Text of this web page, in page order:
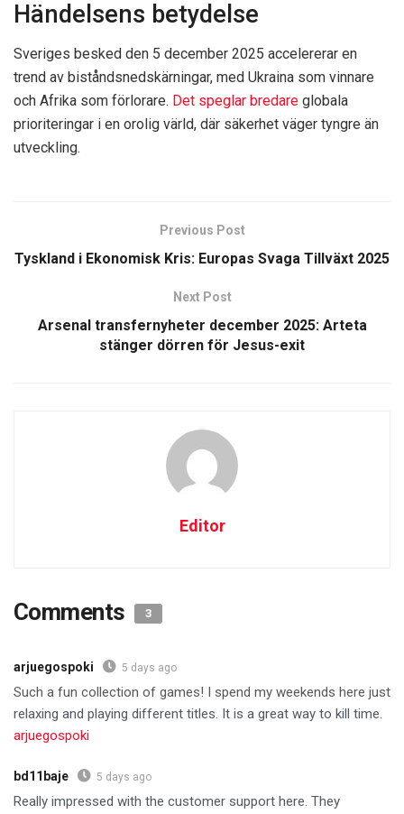
Händelsens betydelse
Sveriges besked den 5 december 2025 accelererar en
trend av biståndsnedskärningar, med Ukraina som vinnare
och Afrika som förlorare. Det speglar bredare globala
prioriteringar i en orolig värld, där säkerhet väger tyngre än
utveckling.
Previous Post
Tyskland i Ekonomisk Kris: Europas Svaga Tillväxt 2025
Next Post
Arsenal transfernyheter december 2025: Arteta
stänger dörren för Jesus-exit
Editor
Comments 3
arjuegospoki 5 days ago
Such a fun collection of games! I spend my weekends here just
relaxing and playing different titles. It is a great way to kill time.
arjuegospoki
bd11baje 5 days ago
Really impressed with the customer support here. They